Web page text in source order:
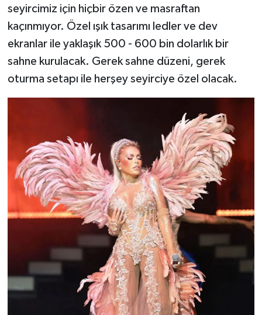
seyircimiz için hiçbir özen ve masraftan
kaçınmıyor. Özel ışık tasarımı ledler ve dev
ekranlar ile yaklaşık 500 - 600 bin dolarlık bir
sahne kurulacak. Gerek sahne düzeni, gerek
oturma setapı ile herşey seyirciye özel olacak.